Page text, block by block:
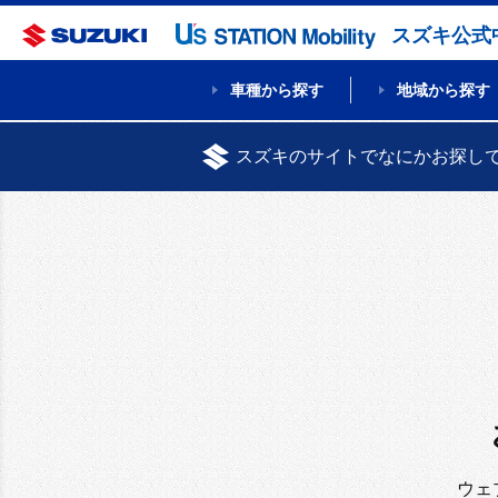
スズキ公式
車種から探す 地域から探す
スズキのサイトでなにかお探し
ウェ